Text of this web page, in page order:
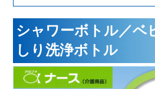
シャワーボトル／ベ
しり洗浄ボトル